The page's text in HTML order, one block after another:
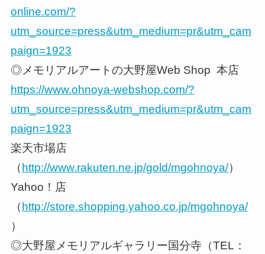
online.com/?
utm_source=press&utm_medium=pr&utm_cam
paign=1923
◎メモリアルアートの大野屋Web Shop 本店
https://www.ohnoya-webshop.com/?
utm_source=press&utm_medium=pr&utm_cam
paign=1923
楽天市場店
（http://www.rakuten.ne.jp/gold/mgohnoya/）
Yahoo！店
（http://store.shopping.yahoo.co.jp/mgohnoya/
）
◎大野屋メモリアルギャラリー国分寺（TEL：